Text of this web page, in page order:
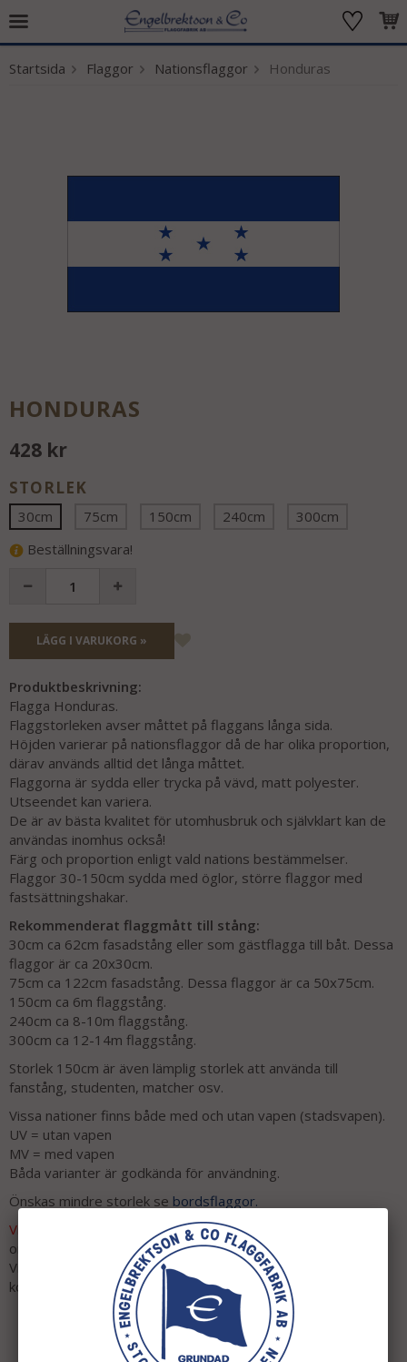
Produkten har blivit tillagd i varukorgen
Startsida Flaggor Nationsflaggor Honduras
HONDURAS
428 kr
STORLEK
30cm 75cm 150cm 240cm
300cm
Beställningsvara!
LÄGG I VARUKORG »
Produktbeskrivning:
Flagga Honduras.
Flaggstorleken avser måttet på flaggans långa sida.
Höjden varierar på nationsflaggor då de har olika proportion,
därav används alltid det långa måttet.
Flaggorna är sydda eller trycka på vävd, matt polyester.
Utseendet kan variera.
De är av bästa kvalitet för utomhusbruk och självklart kan de
användas inomhus också!
Färg och proportion enligt vald nations bestämmelser.
Flaggor 30-150cm sydda med öglor, större flaggor med
fastsättningshakar.
Rekommenderat flaggmått till stång:
30cm ca 62cm fasadstång eller som gästflagga till båt. Dessa
flaggor är ca 20x30cm.
75cm ca 122cm fasadstång. Dessa flaggor är ca 50x75cm.
150cm ca 6m flaggstång.
240cm ca 8-10m flaggstång.
300cm ca 12-14m flaggstång.
Storlek 150cm är även lämplig storlek att använda till
fanstång, studenten, matcher osv.
Vissa nationer finns både med och utan vapen (stadsvapen).
UV = utan vapen
MV = med vapen
Båda varianter är godkända för användning.
Önskas mindre storlek se bordsflaggor.
Vid beställningsvara:
Leveranstid ca 4-6 veckor efter lagd
order.
Vid köp av beställningsvara skickas ordern när varor finns för
komplett leverans!Obs! Ej returrätt på beställningsvara.